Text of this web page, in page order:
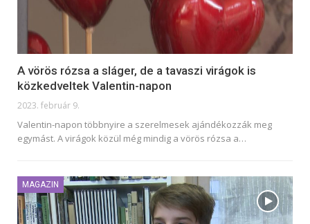
A vörös rózsa a sláger, de a tavaszi virágok is
közkedveltek Valentin-napon
2023. február 9.
Valentin-napon többnyire a szerelmesek ajándékozzák meg
egymást. A virágok közül még mindig a vörös rózsa a…
MAGAZIN